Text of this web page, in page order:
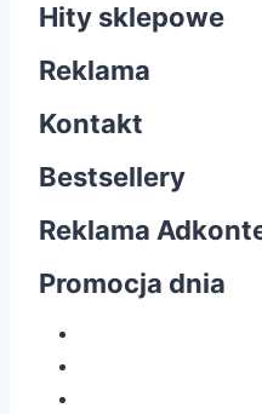
Hity sklepowe
Reklama
Kontakt
Bestsellery
Reklama
Promocja dnia